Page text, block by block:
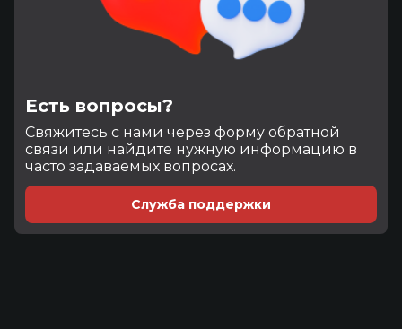
Есть вопросы?
Cвяжитесь с нами через форму обратной
связи или найдите нужную информацию в
часто задаваемых вопросах.
Служба поддержки